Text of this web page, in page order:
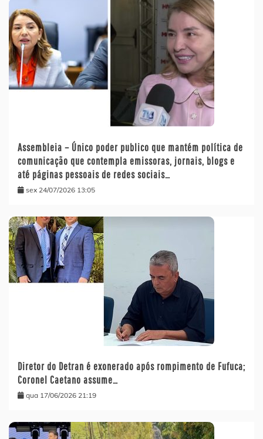
Assembleia – Único poder publico que mantém política de
comunicação que contempla emissoras, jornais, blogs e
até páginas pessoais de redes sociais…
sex 24/07/2026 13:05
Diretor do Detran é exonerado após rompimento de Fufuca;
Coronel Caetano assume…
qua 17/06/2026 21:19